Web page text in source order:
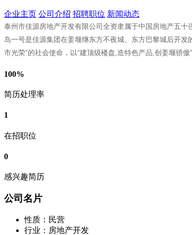
企业主页 公司介绍 招聘职位 新闻动态
泰州市佳源房地产开发有限公司全资隶属于中国房地产五
岛一号是佳源集团在姜堰继东方不夜城、东方巴黎城后开
市光荣”的社会使命，以“建顶级楼盘,造特色产品,创姜堰骄傲
100%
简历处理率
1
在招职位
0
感兴趣简历
公司名片
性质：民营
行业：房地产开发